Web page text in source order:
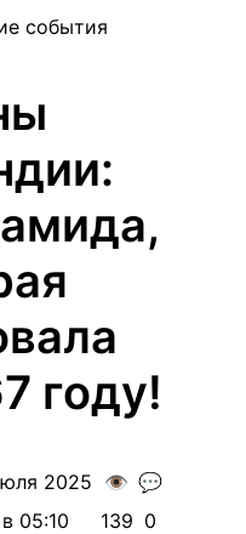
события
году!
2025
в 05:10
👁️
139
💬
0